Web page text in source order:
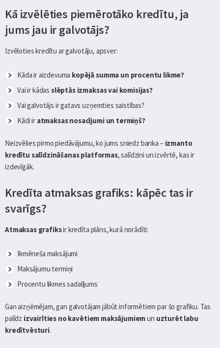
Kā izvēlēties piemērotāko kredītu, ja
jums jau ir galvotājs?
Izvēloties kredītu ar galvotāju, apsver:
Kāda ir aizdevuma kopējā summa un procentu likme?
Vai ir kādas slēptās izmaksas vai komisijas?
Vai galvotājs ir gatavs uzņemties saistības?
Kādi ir atmaksas nosacījumi un termiņš?
Neizvēlies pirmo piedāvājumu, ko jums sniedz banka – izmanto
kredītu salīdzināšanas platformas, salīdzini un izvērtē, kas ir
izdevīgāk.
Kredīta atmaksas grafiks: kāpēc tas ir
svarīgs?
Atmaksas grafiksir kredīta plāns, kurā norādīti:
Ikmēneša maksājumi
Maksājumu termiņi
Procentu likmes sadalījums
Gan aizņēmējam, gan galvotājam jābūt informētiem par šo grafiku. Tas
palīdz izvairīties no kavētiem maksājumiemun uzturēt labu
kredītvēsturi.